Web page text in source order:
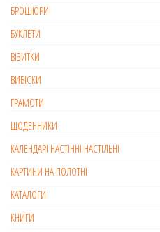
БРОШЮРИ
БУКЛЕТИ
ВІЗИТКИ
ВИВІСКИ
ГРАМОТИ
ЩОДЕННИКИ
КАЛЕНДАРІ НАСТІННІ НАСТІЛЬНІ
КАРТИНИ НА ПОЛОТНІ
КАТАЛОГИ
КНИГИ